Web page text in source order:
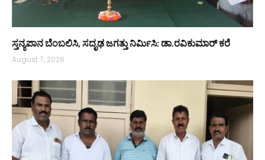
ಸ್ತನ್ಯಪಾನ ಬೆಂಬಲಿಸಿ, ಸದೃಢ ಜಗತ್ತು ನಿರ್ಮಿಸಿ: ಡಾ.ರವಿಕುಮಾರ್ ಕರೆ
August 7, 2026